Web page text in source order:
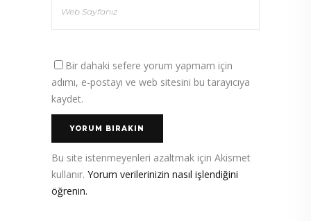
Bir dahaki sefere yorum yapmam için
adımı, e-postayı ve web sitesini bu tarayıcıya
kaydet.
Bu site istenmeyenleri azaltmak için Akismet
kullanır. Yorum verilerinizin nasıl işlendiğini
öğrenin.